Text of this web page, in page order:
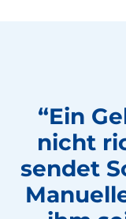
“Ein
nicht
sendet